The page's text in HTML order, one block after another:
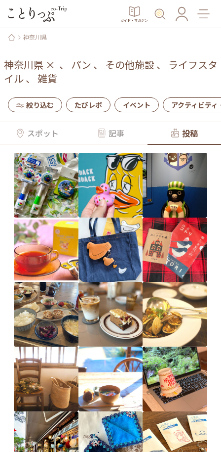
ガイド・マガジン
神奈川県
神奈川県 × 、 パン 、 その他施設、 ライフスタ
イル、 雑貨
絞り込む たびレポ イベント アクティビティ
スポット 記事 投稿